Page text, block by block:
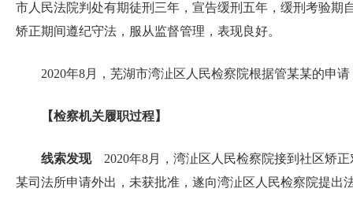
市人民法院判处有期徒刑三年，宣告缓刑五年，缓刑考验期
矫正期间遵纪守法，服从监督管理，表现良好。
2020年8月，芜湖市湾沚区人民检察院根据管某某的申
【检察机关履职过程】
线索发现2020年8月，湾沚区人民检察院接到社区矫正
某司法所申请外出，未获批准，遂向湾沚区人民检察院提出